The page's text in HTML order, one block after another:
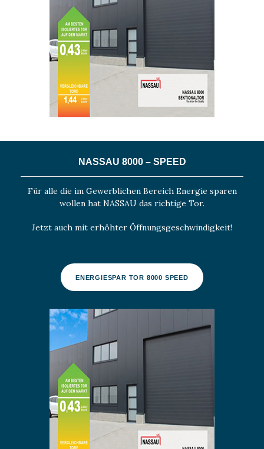
NASSAU 8000 – SPEED
Für alle die im Gewerblichen Bereich Energie sparen
wollen hat NASSAU das richtige Tor.
Jetzt auch mit erhöhter Öffnungsgeschwindigkeit!
ENERGIESPAR TOR 8000 SPEED